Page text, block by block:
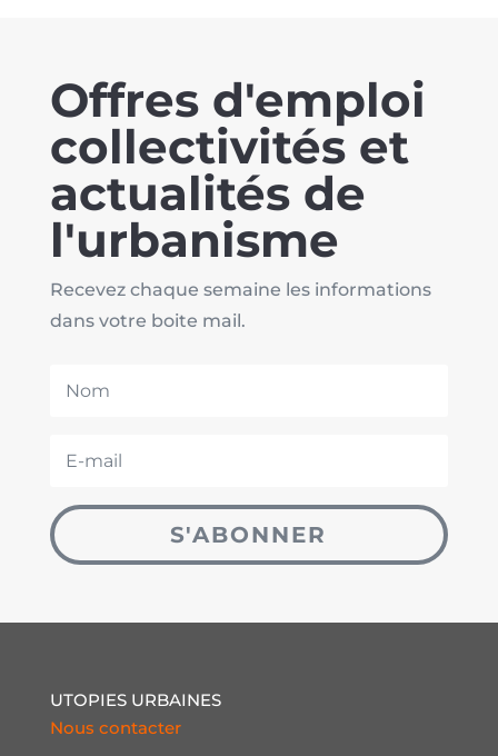
Offres d'emploi
collectivités et
actualités de
l'urbanisme
Recevez chaque semaine les informations
dans votre boite mail.
S'ABONNER
UTOPIES URBAINES
Nous contacter